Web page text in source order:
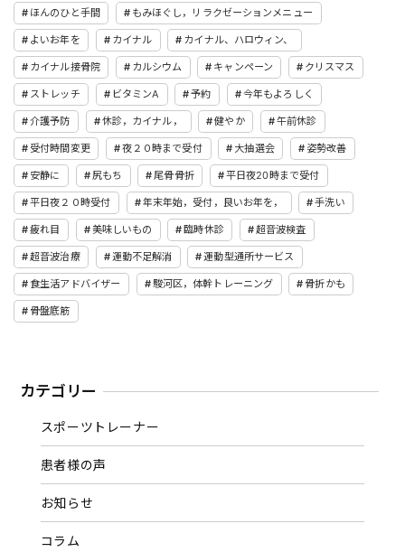
ほんのひと手間 もみほぐし，リラクゼーションメニュー
よいお年を カイナル カイナル、ハロウィン、
カイナル接骨院 カルシウム キャンペーン クリスマス
ストレッチ ビタミンA 予約 今年もよろしく
介護予防 休診，カイナル， 健やか 午前休診
受付時間変更 夜２０時まで受付 大抽選会 姿勢改善
安静に 尻もち 尾骨骨折 平日夜20時まで受付
平日夜２０時受付 年末年始，受付，良いお年を， 手洗い
疲れ目 美味しいもの 臨時休診 超音波検査
超音波治療 運動不足解消 運動型通所サービス
食生活アドバイザー 駿河区，体幹トレーニング 骨折かも
骨盤底筋
カテゴリー
スポーツトレーナー
患者様の声
お知らせ
コラム